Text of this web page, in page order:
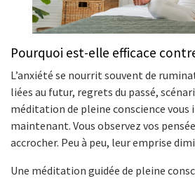
Pourquoi est-elle efficace
L’anxiété se nourrit souvent de
liées au futur, regrets du passé,
méditation de pleine conscience vous
maintenant. Vous observez vos
accrocher. Peu à peu, leur emprise
Une méditation guidée de pleine